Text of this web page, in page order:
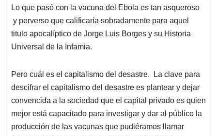
Lo que pasó con la vacuna del Ebola es tan asqueroso
y perverso que calificaría sobradamente para aquel
titulo apocalíptico de Jorge Luis Borges y su Historia
Universal de la Infamia.
Pero cuál es el capitalismo del desastre. La clave para
descifrar el capitalismo del desastre es plantear y dejar
convencida a la sociedad que el capital privado es quien
mejor está capacitado para investigar y dar al público la
producción de las vacunas que pudiéramos llamar